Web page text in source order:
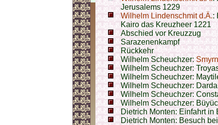
Jerusalems 1229
Wilhelm Lindenschmit d.Ä.:
Kairo das Kreuzheer 1221
Abschied vor Kreuzzug
Sarazenenkampf
Rückkehr
Wilhelm Scheuchzer:
Wilhelm Scheuchzer:
Wilhelm Scheuchzer:
Wilhelm Scheuchzer:
Wilhelm Scheuchzer:
Wilhelm Scheuchzer:
Dietrich Monten: Einfahrt in
Dietrich Monten: Besuch